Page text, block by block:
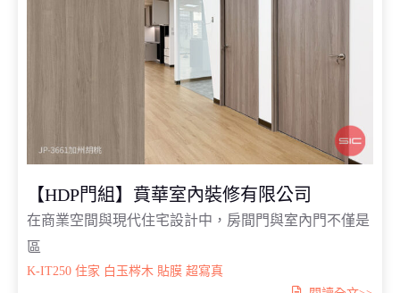
【HDP門組】賁華室內裝修有限公司
在商業空間與現代住宅設計中，房間門與室內門不僅是
區
K-IT250 住家 白玉梣木 貼膜 超寫真